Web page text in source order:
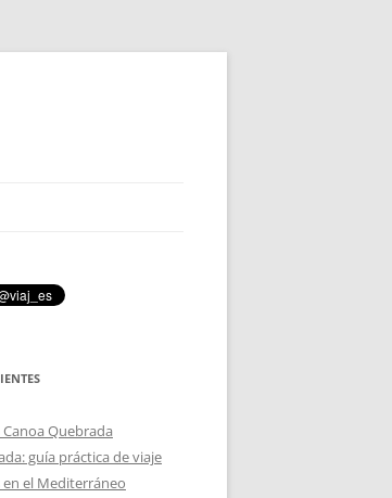
Quebrada
guía práctica de viaje
el Mediterráneo